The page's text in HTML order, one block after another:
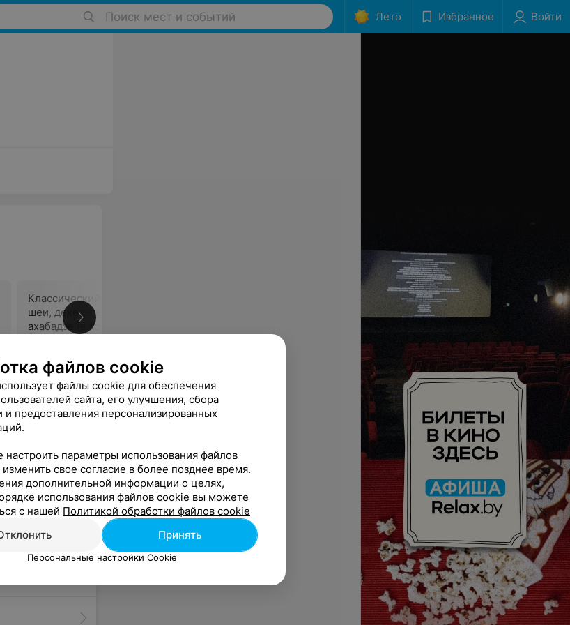
Поиск мест и событий Лето Избранное Войти
Классический массаж лица,
шеи, декольте по методике
ахабадзе (в комплексе с
Цена по запросу
Дарсонвализация кожи
головы для стимуляции
Цена по запросу
и йоркширского терьера. Все очень понравилась. Спасибо большое. Еще
файлов cookie
файлы cookie для обеспечения
сайта, его улучшения, сбора
и предоставления персонализированных
параметры использования файлов
свое согласие в более позднее время.
дополнительной информации о целях,
использования файлов cookie вы можете
с нашей Политикой обработки файлов cookie
Принять
Персональные настройки Cookie